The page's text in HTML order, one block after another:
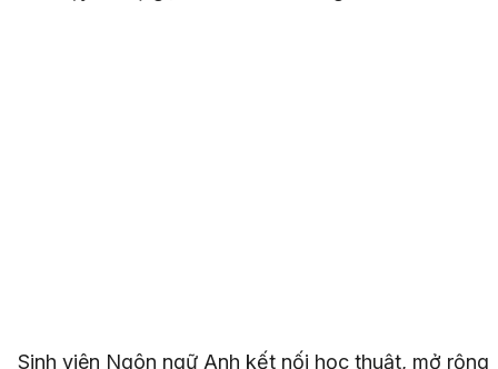
Sinh viên Ngôn ngữ Anh kết nối học thuật, mở rộng